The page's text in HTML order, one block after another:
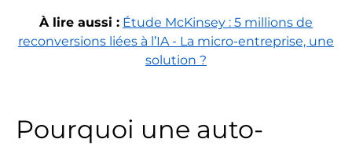
À lire aussi : Étude McKinsey : 5 millions de
reconversions liées à l’IA - La micro-entreprise, une
solution ?
Pourquoi une auto-